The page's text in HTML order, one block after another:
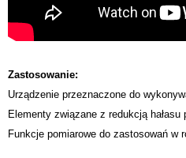
Zastosowanie:
Urządzenie przeznaczone do
Elementy związane z redukcją hałasu
Funkcje pomiarowe do zastosowań w